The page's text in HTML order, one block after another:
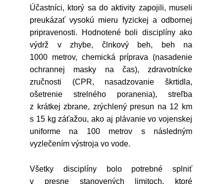
Účastníci, ktorý sa do aktivity zapojili, museli
preukázať vysokú mieru fyzickej a odbornej
pripravenosti. Hodnotené boli disciplíny ako
výdrž v zhybe, člnkový beh, beh na
1000 metrov, chemická príprava (nasadenie
ochrannej masky na čas), zdravotnícke
zručnosti (CPR, nasadzovanie škrtidla,
ošetrenie strelného poranenia), streľba
z krátkej zbrane, zrýchlený presun na 12 km
s 15 kg záťažou, ako aj plávanie vo vojenskej
uniforme na 100 metrov s následným
vyzlečením výstroja vo vode.
Všetky disciplíny bolo potrebné splniť
v presne stanovených limitoch, ktoré